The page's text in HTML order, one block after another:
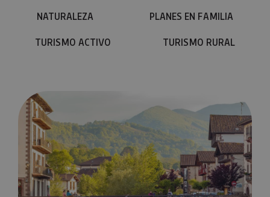
NATURALEZA PLANES EN FAMILIA
TURISMO ACTIVO TURISMO RURAL
Descubre los escenarios de las nuevas series rodadas en